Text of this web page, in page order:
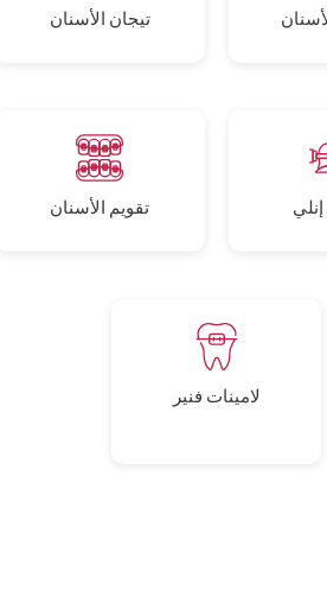
تيجان الأسنان
إنلي تقويم الأسنان
لامينات فنير